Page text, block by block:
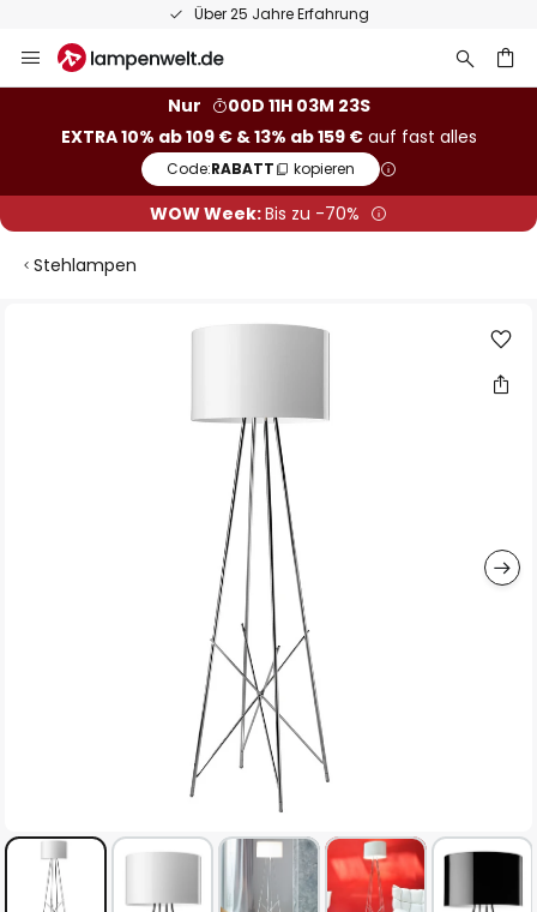
Über 25 Jahre Erfahrung
Inhalt
Nur
00D 11H 03M 22S
EXTRA 10% ab 109 € & 13% ab 159 €auf fast alles
Code:RABATT kopieren
WOW Week:Bis zu -70%
Stehlampen